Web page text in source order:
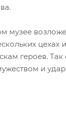
музее
героев.
и